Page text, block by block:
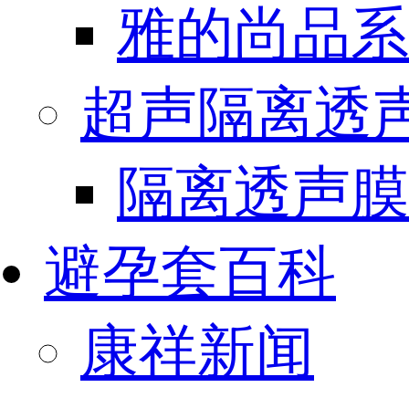
雅的尚品
超声隔离透
隔离透声
避孕套百科
康祥新闻